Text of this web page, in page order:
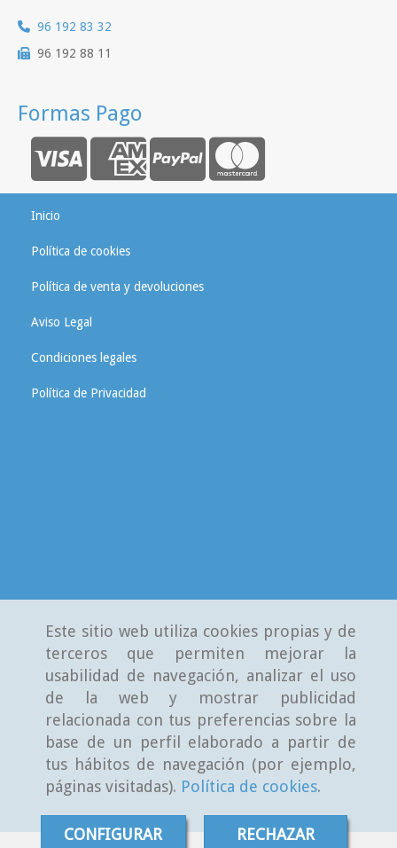
Este sitio web utiliza cookies propias y de
terceros que permiten mejorar la
usabilidad de navegación, analizar el uso
de la web y mostrar publicidad
relacionada con tus preferencias sobre la
base de un perfil elaborado a partir de
tus hábitos de navegación (por ejemplo,
páginas visitadas). Política de cookies.
CONFIGURAR RECHAZAR
96 192 83 32
96 192 88 11
Formas Pago
Inicio
Política de cookies
Política de venta y devoluciones
Aviso Legal
Condiciones legales
Política de Privacidad